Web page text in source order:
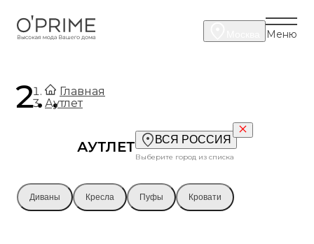
Меню
Главная
.
Аутлет
АУТЛЕТ ВСЯ РОССИЯ
Выберите город из списка
Диваны Кресла Пуфы Кровати